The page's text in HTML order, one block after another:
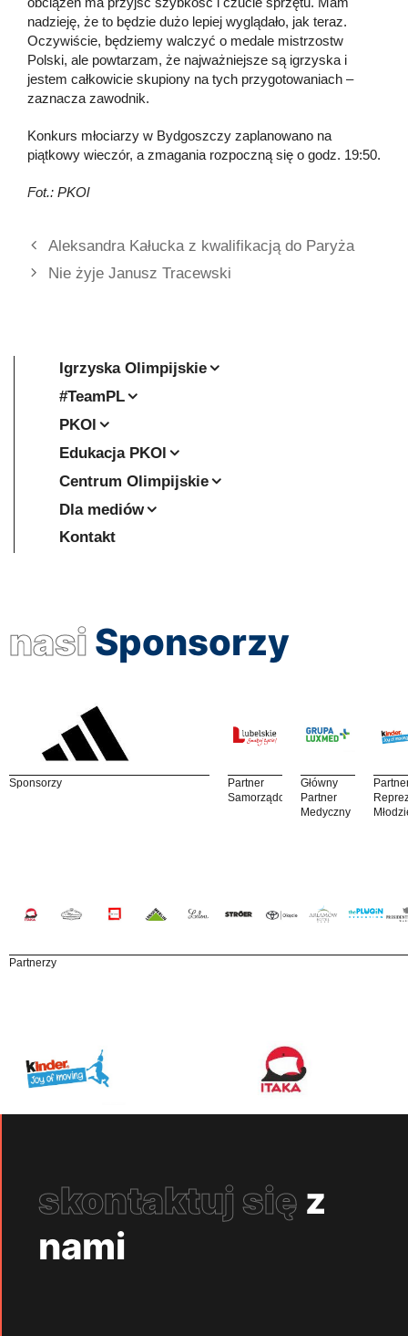
nadzieję, że to będzie dużo lepiej wyglądało, jak teraz.
Oczywiście, będziemy walczyć o medale mistrzostw
Polski, ale powtarzam, że najważniejsze są igrzyska i
jestem całkowicie skupiony na tych przygotowaniach –
zaznacza zawodnik.
Konkurs młociarzy w Bydgoszczy zaplanowano na
piątkowy wieczór, a zmagania rozpoczną się o godz. 19:50.
Fot.: PKOl
Aleksandra Kałucka z kwalifikacją do Paryża
Nie żyje Janusz Tracewski
Igrzyska Olimpijskie
#TeamPL
PKOl
Edukacja PKOl
Centrum Olimpijskie
Dla mediów
Kontakt
nasi Sponsorzy
Sponsorzy
Partner
Samorządowy
Główny
Partner
Medyczny
Partnerzy
skontaktuj się z
nami